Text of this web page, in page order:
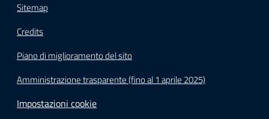
Sitemap
Credits
Piano di miglioramento del sito
Amministrazione trasparente (fino al 1 aprile 2025)
Impostazioni cookie